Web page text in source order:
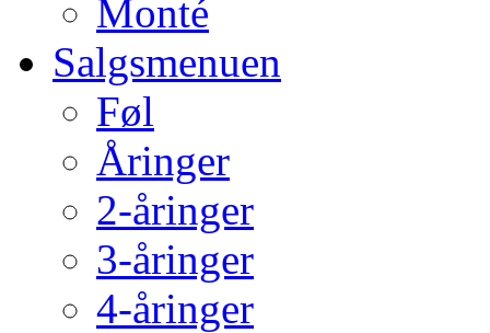
Monté
Salgsmenuen
Føl
Åringer
2-åringer
3-åringer
4-åringer